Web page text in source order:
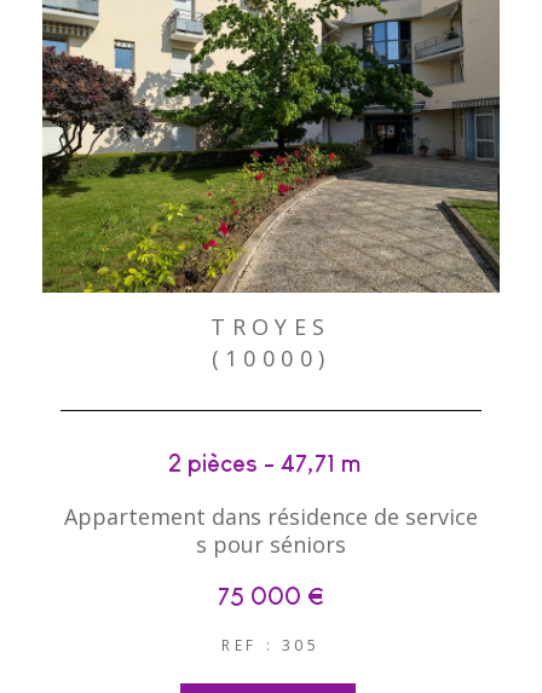
TROYES
(10000)
2 pièces - 47,71 m²
Appartement dans résidence de service
s pour séniors
75 000 €
REF : 305